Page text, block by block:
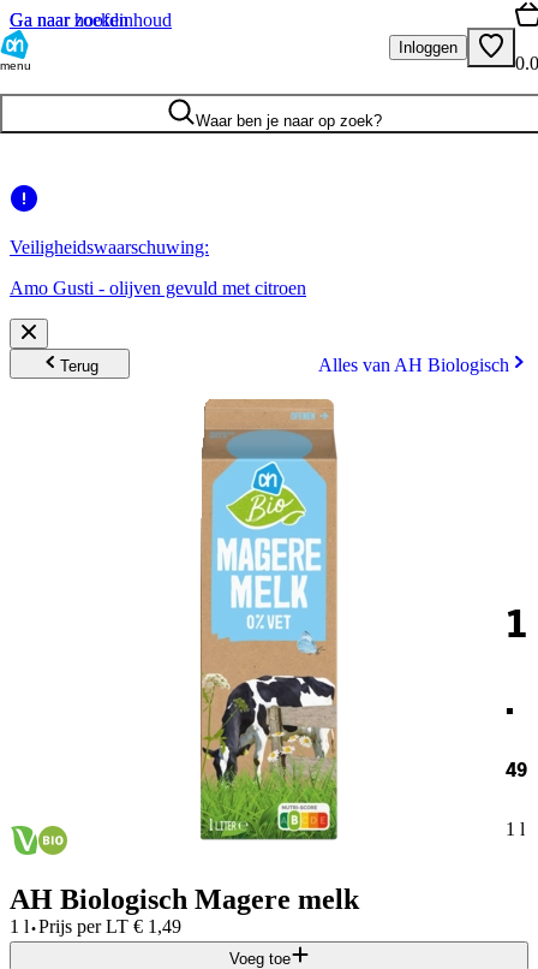
Ga naar hoofdinhoud
Ga naar zoeken
menu
Inloggen
Waar ben je naar op zoek?
Veiligheidswaarschuwing:
Amo Gusti - olijven gevuld met citroen
Terug Alles van AH Biologisch
1
.
49
1 l
AH Biologisch Magere melk
1 l·Prijs per LT € 1,49
Voeg toe